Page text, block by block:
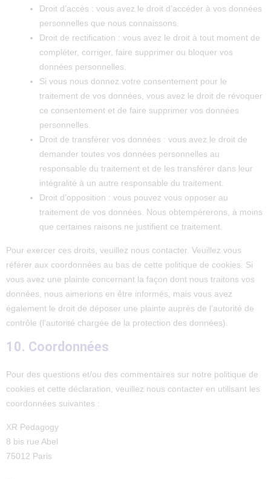
Droit d’accès : vous avez le droit d’accéder à vos données
personnelles que nous connaissons.
Droit de rectification : vous avez le droit à tout moment de
compléter, corriger, faire supprimer ou bloquer vos
données personnelles.
Si vous nous donnez votre consentement pour le
traitement de vos données, vous avez le droit de révoquer
ce consentement et de faire supprimer vos données
personnelles.
Droit de transférer vos données : vous avez le droit de
demander toutes vos données personnelles au
responsable du traitement et de les transférer dans leur
intégralité à un autre responsable du traitement.
Droit d’opposition : vous pouvez vous opposer au
traitement de vos données. Nous obtempérerons, à moins
que certaines raisons ne justifient ce traitement.
Pour exercer ces droits, veuillez nous contacter. Veuillez vous
référer aux coordonnées au bas de cette politique de cookies. Si
vous avez une plainte concernant la façon dont nous traitons vos
données, nous aimerions en être informés, mais vous avez
également le droit de déposer une plainte auprès de l’autorité de
contrôle (l’autorité chargée de la protection des données).
10. Coordonnées
Pour des questions et/ou des commentaires sur notre politique de
cookies et cette déclaration, veuillez nous contacter en utilisant les
coordonnées suivantes :
XR Pedagogy
8 bis rue Abel
75012 Paris